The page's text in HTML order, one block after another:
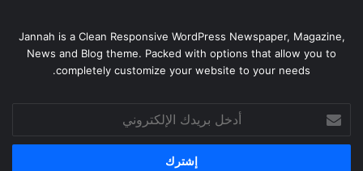
Jannah is a Clean Responsive WordPress Newspaper, Magazine,
News and Blog theme. Packed with options that allow you to
completely customize your website to your needs.
بريدك
الإلكتروني